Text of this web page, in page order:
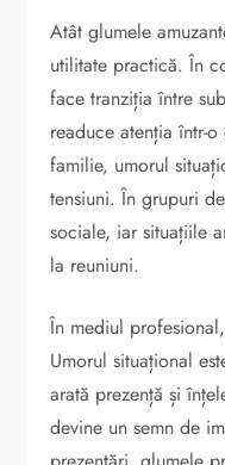
Atât glumele
utilitate practică. În
face tranziția între
readuce atenția într-
familie, umorul
tensiuni. În grupuri
sociale, iar situațiile
la reuniuni.
În mediul
Umorul situațional
arată prezență și
devine un semn de